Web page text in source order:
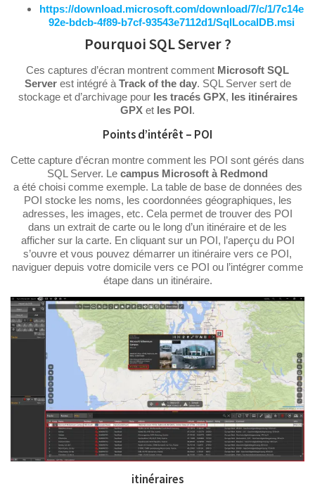
https://download.microsoft.com/download/7/c/1/7c14e
92e-bdcb-4f89-b7cf-93543e7112d1/SqlLocalDB.msi
Pourquoi SQL Server ?
Ces captures d’écran montrent comment Microsoft SQL
Serverest intégré à Track of the day. SQL Server sert de
stockage et d’archivage pour les tracés GPX, les itinéraires
GPX et les POI.
Points d’intérêt – POI
Cette capture d’écran montre comment les POI sont gérés dans
SQL Server. Le campus Microsoft à Redmond
a été choisi comme exemple. La table de base de données des
POI stocke les noms, les coordonnées géographiques, les
adresses, les images, etc. Cela permet de trouver des POI
dans un extrait de carte ou le long d’un itinéraire et de les
afficher sur la carte. En cliquant sur un POI, l’aperçu du POI
s’ouvre et vous pouvez démarrer un itinéraire vers ce POI,
naviguer depuis votre domicile vers ce POI ou l’intégrer comme
étape dans un itinéraire.
itinéraires